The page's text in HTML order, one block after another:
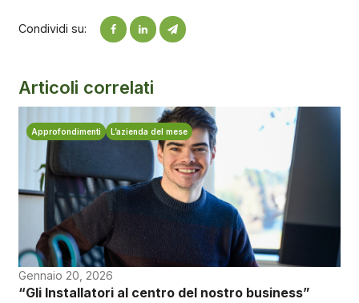
Condividi su:
Articoli correlati
Approfondimenti L’azienda del mese
Gennaio 20, 2026
“Gli Installatori al centro del nostro business”